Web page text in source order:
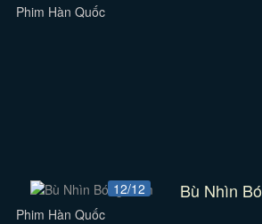
Phim Hàn Quốc
12/12 Bù Nhìn
Phim Hàn Quốc